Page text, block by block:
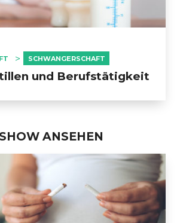
SCHWANGERSCHAFT
und Berufstätigkeit
ANSEHEN